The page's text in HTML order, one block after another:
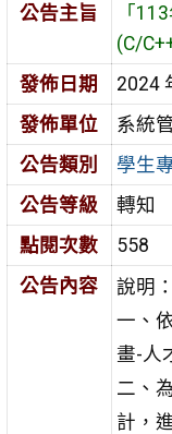
公告主旨
「
(C/
發佈日期
2024
發佈單位
系統
公告類別
學生
公告等級
轉知
點閱次數
558
公告內容
說明：
一、
畫-人
二、
計，